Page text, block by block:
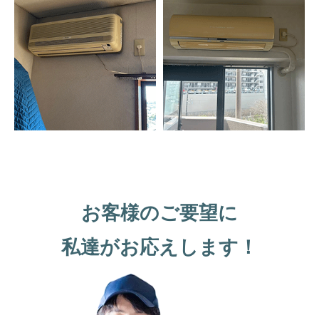
お客様のご要望に
私達がお応えします！